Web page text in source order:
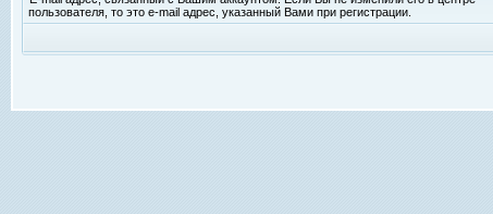
пользователя, то это e-mail адрес, указанный Вами при регистрации.